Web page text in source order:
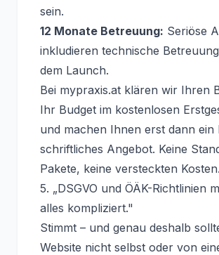
sein.
12 Monate Betreuung: Seriöse
inkludieren technische
dem Launch.
Bei mypraxis.at klären wir Ihren
Ihr Budget im kostenlosen
und machen Ihnen erst dann ein
schriftliches Angebot. Keine
Pakete, keine versteckten Kosten.
5. „DSGVO und ÖÄK-Richtlinien
alles kompliziert."
Stimmt – und genau deshalb
Website nicht selbst oder von